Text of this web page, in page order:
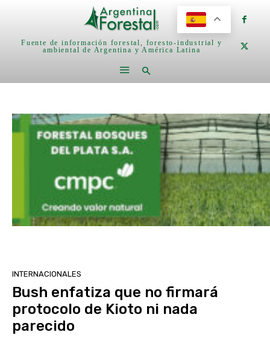
Fuente de información forestal, foresto-industrial y
ambiental de Argentina y América Latina
INTERNACIONALES
Bush enfatiza que no firmará
protocolo de Kioto ni nada
parecido